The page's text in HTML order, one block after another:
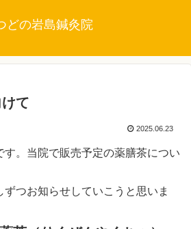
どの岩島鍼灸院
て
2025.06.23
す。当院で販売予定の薬膳茶につい
ずつお知らせしていこうと思いま